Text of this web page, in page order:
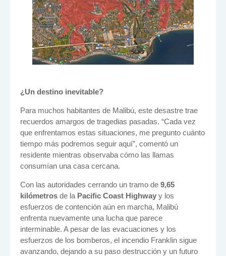
¿Un destino inevitable?
Para muchos habitantes de Malibú, este desastre trae
recuerdos amargos de tragedias pasadas. “Cada vez
que enfrentamos estas situaciones, me pregunto cuánto
tiempo más podremos seguir aquí”, comentó un
residente mientras observaba cómo las llamas
consumían una casa cercana.
Con las autoridades cerrando un tramo de 9,65
kilómetros de la Pacific Coast Highway y los
esfuerzos de contención aún en marcha, Malibú
enfrenta nuevamente una lucha que parece
interminable. A pesar de las evacuaciones y los
esfuerzos de los bomberos, el incendio Franklin sigue
avanzando, dejando a su paso destrucción y un futuro